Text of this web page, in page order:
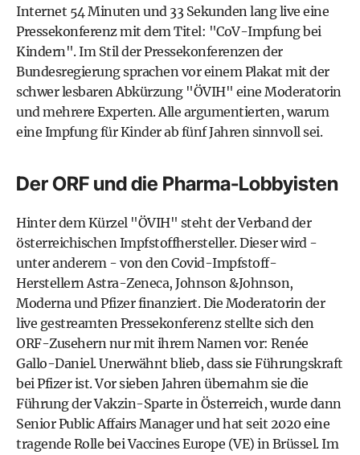
Internet 54 Minuten und 33 Sekunden lang live eine
Pressekonferenz mit dem Titel: "CoV-Impfung bei
Kindern". Im Stil der Pressekonferenzen der
Bundesregierung sprachen vor einem Plakat mit der
schwer lesbaren Abkürzung "ÖVIH" eine Moderatorin
und mehrere Experten. Alle argumentierten, warum
eine Impfung für Kinder ab fünf Jahren sinnvoll sei.
Der ORF und die Pharma-Lobbyisten
Hinter dem Kürzel "ÖVIH" steht der Verband der
österreichischen Impfstoffhersteller. Dieser wird -
unter anderem - von den Covid-Impfstoff-
Herstellern Astra-Zeneca, Johnson &Johnson,
Moderna und Pfizer finanziert. Die Moderatorin der
live gestreamten Pressekonferenz stellte sich den
ORF-Zusehern nur mit ihrem Namen vor: Renée
Gallo-Daniel. Unerwähnt blieb, dass sie Führungskraft
bei Pfizer ist. Vor sieben Jahren übernahm sie die
Führung der Vakzin-Sparte in Österreich, wurde dann
Senior Public Affairs Manager und hat seit 2020 eine
tragende Rolle bei Vaccines Europe (VE) in Brüssel. Im